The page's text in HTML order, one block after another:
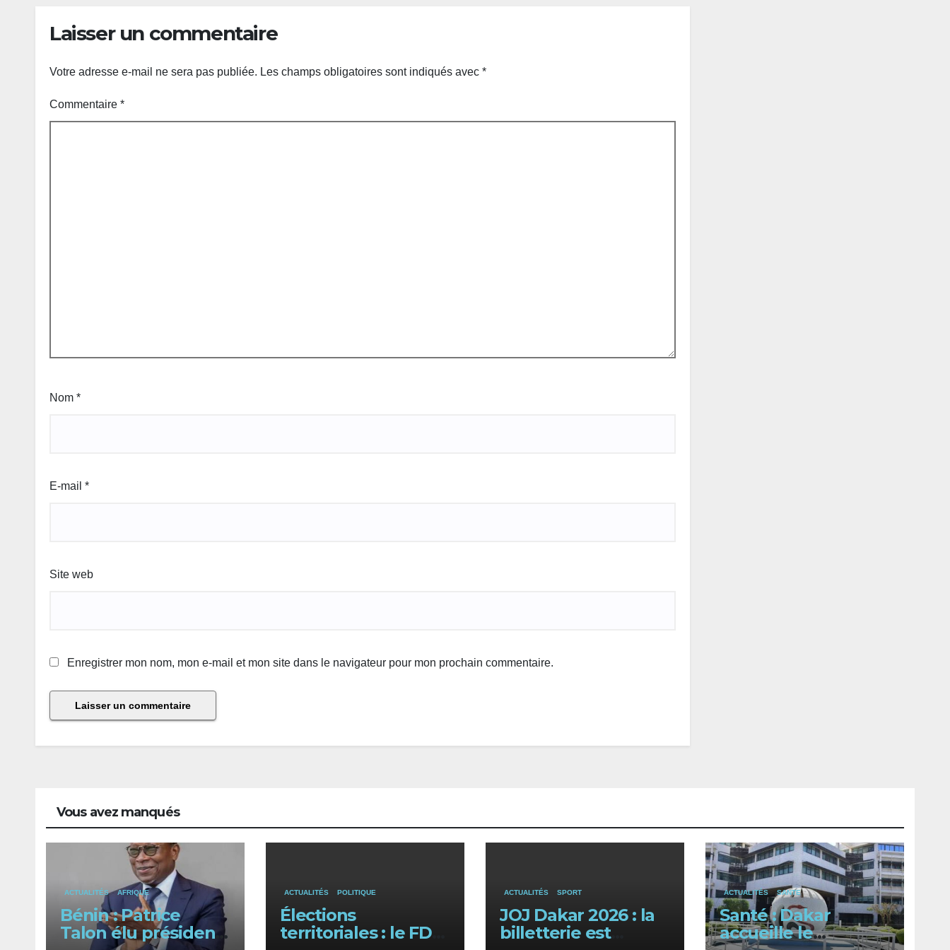
Laisser un commentaire
Votre adresse e-mail ne sera pas publiée. Les champs obligatoires sont indiqués avec *
Commentaire *
Nom *
E-mail *
Site web
Enregistrer mon nom, mon e-mail et mon site dans le navigateur pour mon prochain commentaire.
Vous avez manqués
ACTUALITÉS AFRIQUE
Bénin : Patrice
Talon élu président
ACTUALITÉS POLITIQUE
Élections
territoriales : le FDR
ACTUALITÉS SPORT
JOJ Dakar 2026 : la
billetterie est
ACTUALITÉS SANTE
Santé : Dakar
accueille le